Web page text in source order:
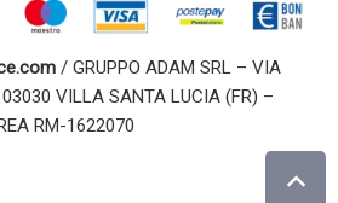
/ GRUPPO ADAM SRL – VIA
03030 VILLA SANTA LUCIA (FR) –
RM-1622070